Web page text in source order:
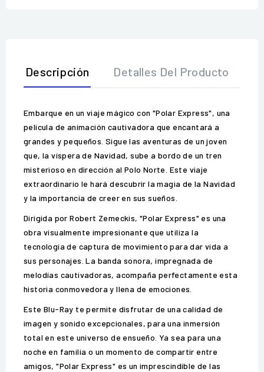
Descripción Detalles Del Producto
Embarque en un viaje mágico con "Polar Express", una
película de animación cautivadora que encantará a
grandes y pequeños. Sigue las aventuras de un joven
que, la víspera de Navidad, sube a bordo de un tren
misterioso en dirección al Polo Norte. Este viaje
extraordinario le hará descubrir la magia de la Navidad
y la importancia de creer en sus sueños.
Dirigida por Robert Zemeckis, "Polar Express" es una
obra visualmente impresionante que utiliza la
tecnología de captura de movimiento para dar vida a
sus personajes. La banda sonora, impregnada de
melodías cautivadoras, acompaña perfectamente esta
historia conmovedora y llena de emociones.
Este Blu-Ray te permite disfrutar de una calidad de
imagen y sonido excepcionales, para una inmersión
total en este universo de ensueño. Ya sea para una
noche en familia o un momento de compartir entre
amigos, "Polar Express" es un imprescindible de las